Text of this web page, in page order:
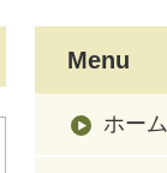
Menu
ホーム